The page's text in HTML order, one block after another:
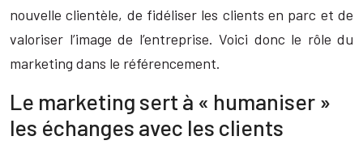
nouvelle clientèle, de fidéliser les clients en parc et de
valoriser l’image de l’entreprise. Voici donc le rôle du
marketing dans le référencement.
Le marketing sert à « humaniser »
les échanges avec les clients